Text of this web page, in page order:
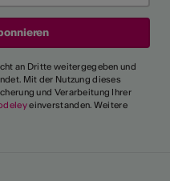
an Dritte weitergegeben und
Mit der Nutzung dieses
und Verarbeitung Ihrer
einverstanden. Weitere